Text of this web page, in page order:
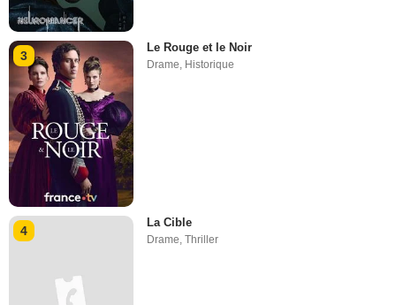
3
Le Rouge et le Noir
Drame Historique
4
La Cible
Drame,Thriller